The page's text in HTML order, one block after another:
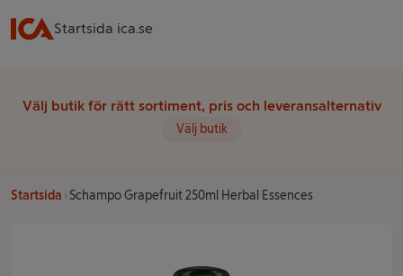
Startsida ica.se
Välj butik för rätt sortiment, pris och leveransalternativ
Välj butik
Startsida Schampo Grapefruit 250ml Herbal Essences